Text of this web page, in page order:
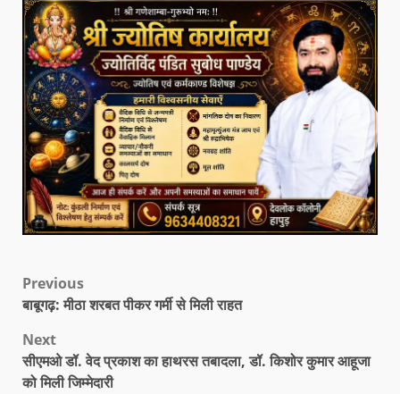
Previous
बाबूगढ़: मीठा शरबत पीकर गर्मी से मिली राहत
Next
सीएमओ डॉ. वेद प्रकाश का हाथरस तबादला, डॉ. किशोर कुमार आहूजा
को मिली जिम्मेदारी